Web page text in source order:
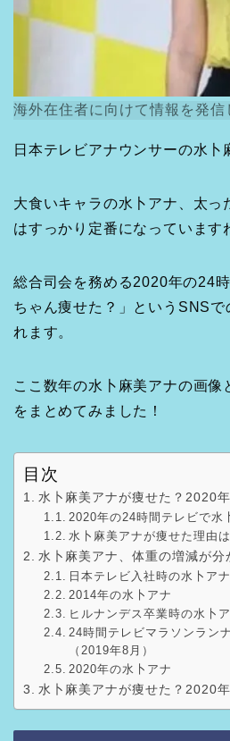
海外在住者に向けて情報を発信
日本テレビアナウンサーの水卜
大食いキャラの水卜アナ、太っ
はすっかり定番になっています
総合司会を務める2020年の24
ちゃん痩せた？」というSNSで
れます。
ここ数年の水卜麻美アナの画像
をまとめてみました！
目次
水卜麻美アナが痩せた？2020
2020年の24時間テレビで水
水卜麻美アナが痩せた理由は
水卜麻美アナ、体重の増減が分
日本テレビ入社時の水卜ア
2014年の水卜アナ
ヒルナンデス卒業時の水卜
24時間テレビマラソンラン
（2019年8月）
2020年の水卜アナ
水卜麻美アナが痩せた？2020